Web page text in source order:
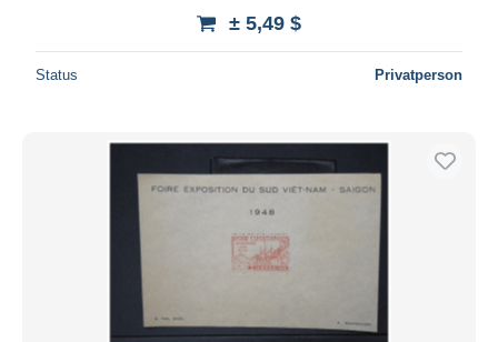
± 5,49 $
Status Privatperson